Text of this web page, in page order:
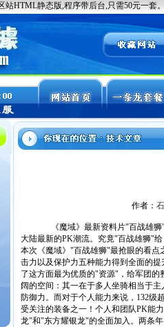
作者：
《魔域》最新资料片"百战雄狮"
大陆最新的PK潮流。究竟"百战雄狮"
本次《魔域》"百战雄狮"最抢眼的看点
击力以及保护力五种能力得到全面的
了这方面最为优质的"资源"，给军团
阔的空间：其一在于多人坐骑相当于
防御力。而对于个人能力来说，132级
受关注的装备之一！个人和团队PK能
龙"和"东方耀银龙"的全面加入。两条